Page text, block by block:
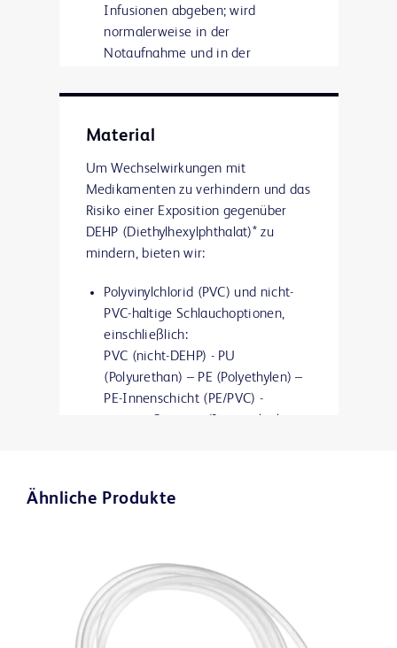
Infusionen abgeben; wird
normalerweise in der
Notaufnahme und in der
bevorzugt.
Material
Um Wechselwirkungen mit
Medikamenten zu verhindern und das
Risiko einer Exposition gegenüber
DEHP (Diethylhexylphthalat)* zu
mindern, bieten wir:
Polyvinylchlorid (PVC) und nicht-
PVC-haltige Schlauchoptionen,
einschließlich:
PVC (nicht-DEHP) - PU
(Polyurethan) – PE (Polyethylen) –
PE-Innenschicht (PE/PVC) -
( Bitte beachten
Ähnliche Produkte